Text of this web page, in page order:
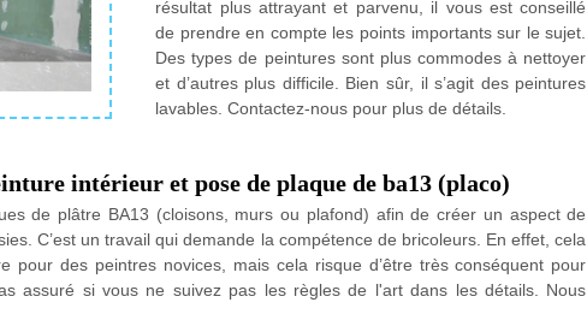
résultat plus attrayant et parvenu, il vous est conseillé
de prendre en compte les points importants sur le sujet.
Des types de peintures sont plus commodes à nettoyer
et d’autres plus difficile. Bien sûr, il s’agit des peintures
lavables. Contactez-nous pour plus de détails.
intérieur et pose de plaque de ba13 (placo)
de plâtre BA13 (cloisons, murs ou plafond) afin de créer un aspect de
C’est un travail qui demande la compétence de bricoleurs. En effet, cela
pour des peintres novices, mais cela risque d’être très conséquent pour
assuré si vous ne suivez pas les règles de l'art dans les détails. Nous